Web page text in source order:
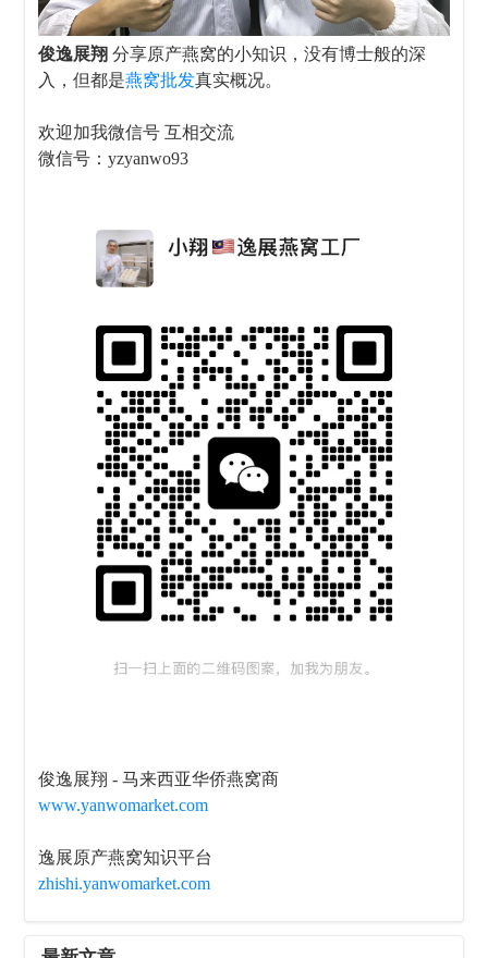
俊逸展翔 分享原产燕窝的小知识，没有博士般的深
入，但都是燕窝批发真实概况。
欢迎加我微信号 互相交流
微信号：yzyanwo93
俊逸展翔 - 马来西亚华侨燕窝商
www.yanwomarket.com
逸展原产燕窝知识平台
zhishi.yanwomarket.com